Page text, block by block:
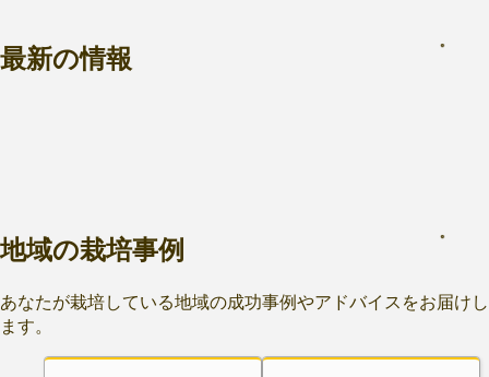
最新の情報
地域の栽培事例
あなたが栽培している地域の成功事例やアドバイスをお届けし
ます。